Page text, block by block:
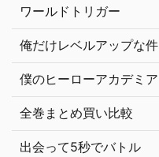
ワールドトリガー
俺だけレベルアップな件
僕のヒーローアカデミア
全巻まとめ買い比較
出会って5秒でバトル